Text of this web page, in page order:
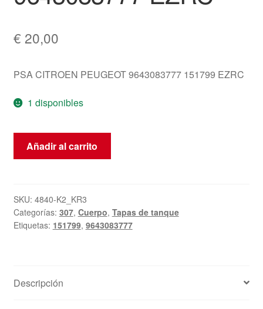
€ 20,00
PSA CITROEN PEUGEOT 9643083777 151799 EZRC
1 disponibles
Tapa
307
9643083777
EZRC
Añadir al carrito
SKU: 4840-K2_KR3
Categorías: 307, Cuerpo, Tapas de tanque
Etiquetas: 151799, 9643083777
Descripción